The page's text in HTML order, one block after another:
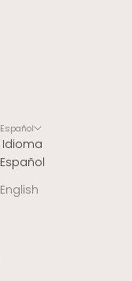
Español
Idioma
Español
English